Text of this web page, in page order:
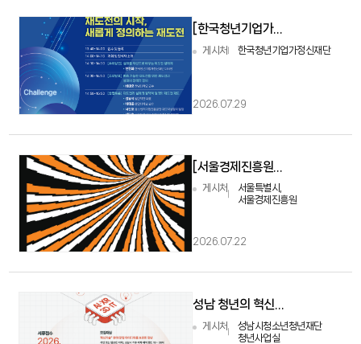
[한국청년기업가정신재단] 재도전 정책 포럼 개최
게시처 한국청년기업가정신재단
2026.07.29
게시처
서울특별시,
서울경제진흥원
2026.07.22
게시처
성남시청소년청년재단
청년사업실